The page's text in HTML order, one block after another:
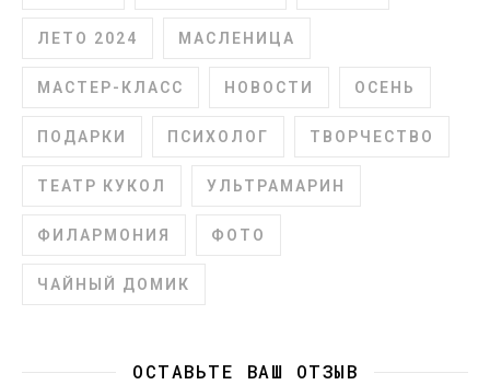
ЛЕТО 2024 МАСЛЕНИЦА
МАСТЕР-КЛАСС НОВОСТИ ОСЕНЬ
ПОДАРКИ ПСИХОЛОГ ТВОРЧЕСТВО
ТЕАТР КУКОЛ УЛЬТРАМАРИН
ФИЛАРМОНИЯ ФОТО
ЧАЙНЫЙ ДОМИК
ОСТАВЬТЕ ВАШ ОТЗЫВ